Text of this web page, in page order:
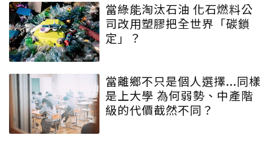
當綠能淘汰石油 化石燃料公
司改用塑膠把全世界「碳鎖
定」？
當離鄉不只是個人選擇...同樣
是上大學 為何弱勢、中產階
級的代價截然不同？